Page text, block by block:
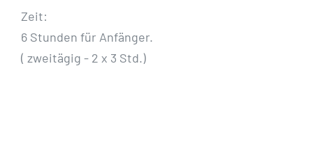
Zeit:
6 Stunden für Anfänger.
( zweitägig - 2 x 3 Std.)